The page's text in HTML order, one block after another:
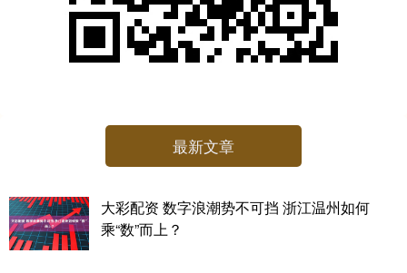
最新文章
大彩配资 数字浪潮势不可挡 浙江温州如何
乘“数”而上？